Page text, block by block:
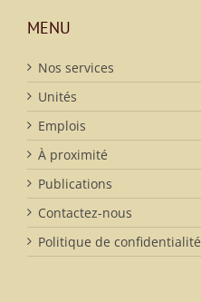
MENU
Nos services
Unités
Emplois
À proximité
Publications
Contactez-nous
Politique de confidentialité